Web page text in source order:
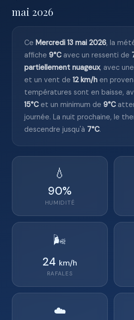
mai 2026
Ce Mercredi 13 mai 2026, la
affiche 9°Cavec un ressenti de
partiellement nuageux, avec
et un vent de 12 km/h en
températures sont en baisse,
15°Cet un minimum de 9°C
journée. La nuit prochaine, le
descendre jusqu'à 7°C.
💧
90%
HUMIDITÉ
🌬️
24 km/h
RAFALES
☁️